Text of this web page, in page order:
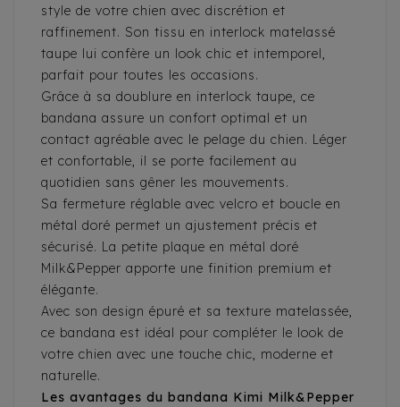
style de votre chien avec discrétion et
raffinement. Son tissu en interlock matelassé
taupe lui confère un look chic et intemporel,
parfait pour toutes les occasions.
Grâce à sa doublure en interlock taupe, ce
bandana assure un confort optimal et un
contact agréable avec le pelage du chien. Léger
et confortable, il se porte facilement au
quotidien sans gêner les mouvements.
Sa fermeture réglable avec velcro et boucle en
métal doré permet un ajustement précis et
sécurisé. La petite plaque en métal doré
Milk&Pepper apporte une finition premium et
élégante.
Avec son design épuré et sa texture matelassée,
ce bandana est idéal pour compléter le look de
votre chien avec une touche chic, moderne et
naturelle.
Les avantages du bandana Kimi Milk&Pepper